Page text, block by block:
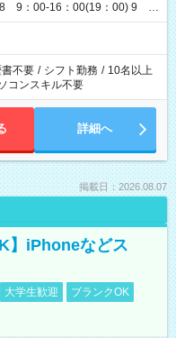
9：00-16：00(19：00) 9
書不要 / シフト勤務 / 10名以上
コンスキル不要
詳細へ
掲載日：2026.08.07
】iPhoneなどス
大学生歓迎
ブランクOK